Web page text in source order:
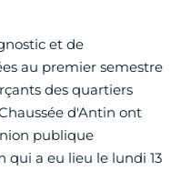
et de
au premier semestre
des quartiers
d'Antin ont
publique
a eu lieu le lundi 13